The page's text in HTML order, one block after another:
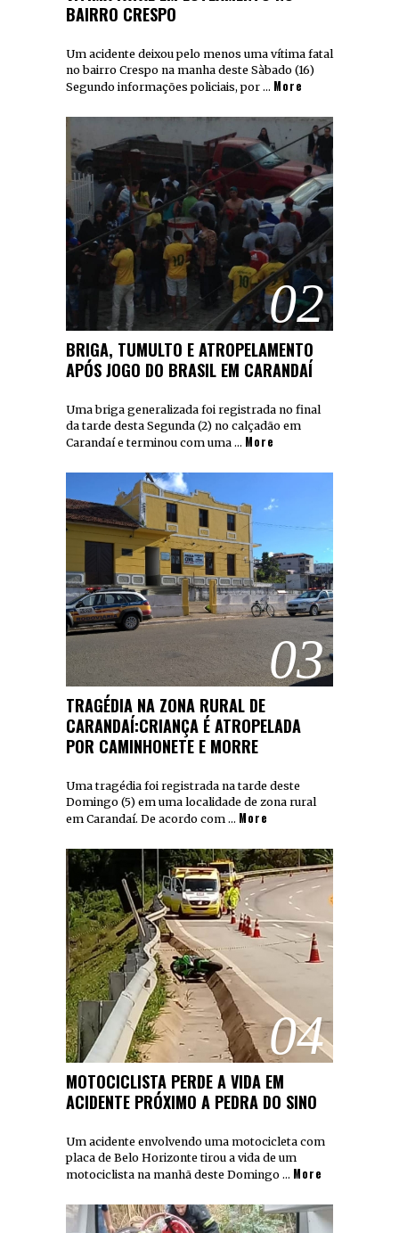
BAIRRO CRESPO
Um acidente deixou pelo menos uma vítima fatal
no bairro Crespo na manha deste Sàbado (16)
Segundo informações policiais, por … More
02
BRIGA, TUMULTO E ATROPELAMENTO
APÓS JOGO DO BRASIL EM CARANDAÍ
Uma briga generalizada foi registrada no final
da tarde desta Segunda (2) no calçadão em
Carandaí e terminou com uma … More
03
TRAGÉDIA NA ZONA RURAL DE
CARANDAÍ:CRIANÇA É ATROPELADA
POR CAMINHONETE E MORRE
Uma tragédia foi registrada na tarde deste
Domingo (5) em uma localidade de zona rural
em Carandaí. De acordo com … More
04
MOTOCICLISTA PERDE A VIDA EM
ACIDENTE PRÓXIMO A PEDRA DO SINO
Um acidente envolvendo uma motocicleta com
placa de Belo Horizonte tirou a vida de um
motociclista na manhã deste Domingo … More